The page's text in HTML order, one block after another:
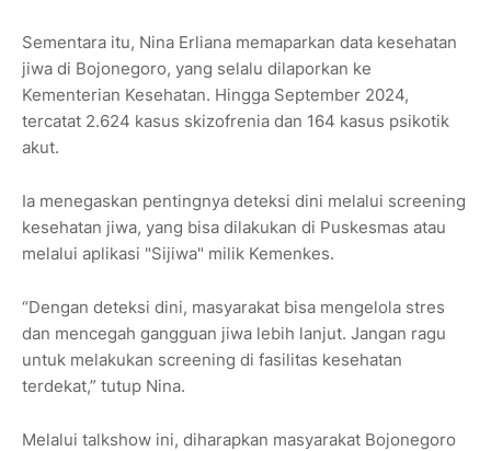
Sementara itu, Nina Erliana memaparkan data kesehatan
jiwa di Bojonegoro, yang selalu dilaporkan ke
Kementerian Kesehatan. Hingga September 2024,
tercatat 2.624 kasus skizofrenia dan 164 kasus psikotik
akut.
Ia menegaskan pentingnya deteksi dini melalui screening
kesehatan jiwa, yang bisa dilakukan di Puskesmas atau
melalui aplikasi "Sijiwa" milik Kemenkes.
“Dengan deteksi dini, masyarakat bisa mengelola stres
dan mencegah gangguan jiwa lebih lanjut. Jangan ragu
untuk melakukan screening di fasilitas kesehatan
terdekat,” tutup Nina.
Melalui talkshow ini, diharapkan masyarakat Bojonegoro